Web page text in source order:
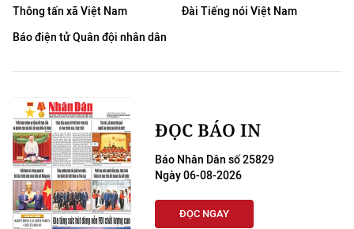
Thông tấn xã Việt Nam
Đài Tiếng nói Việt Nam
Báo điện tử Quân đội nhân dân
ĐỌC BÁO IN
Báo Nhân Dân số 25829
Ngày 06-08-2026
ĐỌC NGAY